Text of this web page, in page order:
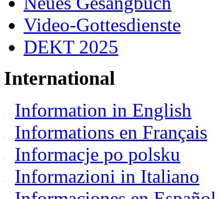
Video-Gottesdienste
DEKT 2025
International
Information in English
Informations en Français
Informacje po polsku
Informazioni in Italiano